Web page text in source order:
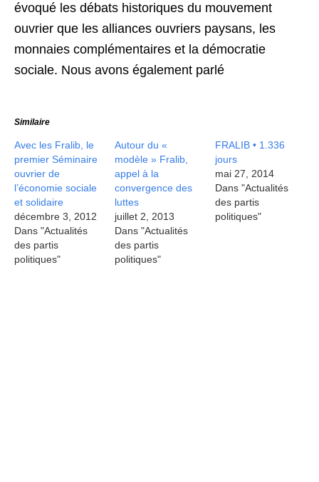
évoqué les débats historiques du mouvement
ouvrier que les alliances ouvriers paysans, les
monnaies complémentaires et la démocratie
sociale. Nous avons également parlé
Similaire
Avec les Fralib, le
premier Séminaire
ouvrier de
l’économie sociale
et solidaire
décembre 3, 2012
Dans "Actualités
des partis
politiques"
Autour du «
modèle » Fralib,
appel à la
convergence des
luttes
juillet 2, 2013
Dans "Actualités
des partis
politiques"
FRALIB • 1.336
jours
mai 27, 2014
Dans "Actualités
des partis
politiques"